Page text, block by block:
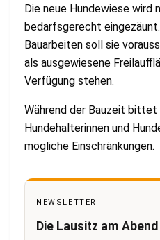
Die neue Hundewiese wird
bedarfsgerecht
Bauarbeiten soll sie
als ausgewiesene
Verfügung stehen.
Während der Bauzeit
Hundehalterinnen und
mögliche Einschränkungen.
NEWSLETTER
Die Lausitz am